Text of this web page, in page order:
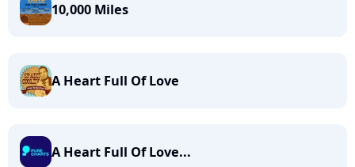
10,000 Miles
A Heart Full Of Love
A Heart Full Of Love...